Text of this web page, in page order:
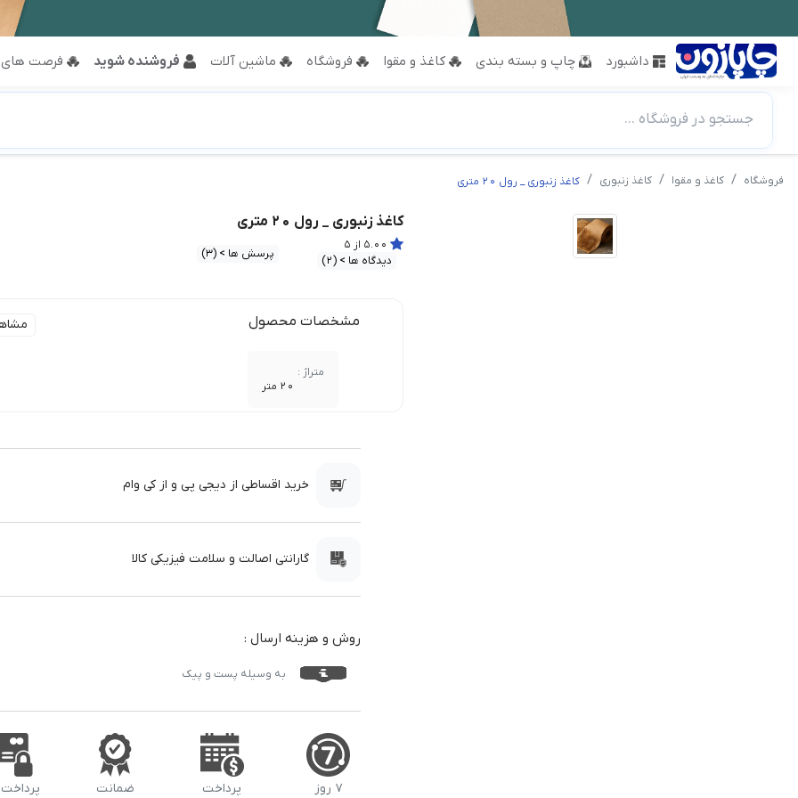
داشبورد چاپ و بسته بندی کاغذ و مقوا فروشگاه ماشین آلات فروشنده شوید فرصت
جستجو در فروشگاه ...
فروشگاه کاغذ و مقوا کاغذ زنبوری کاغذ زنبوری _ رول 20 متری
کاغذ زنبوری _ رول 20 متری
دیدگاه ها > (2)
پرسش ها > (3)
مشخصات محصول
متراژ :
20 متر
خرید اقساطی از دیجی پی و از کی وام
گارانتی اصالت و سلامت فیزیکی کالا
روش و هزینه ارسال :
به وسیله پست و پیک
۷ روز
پرداخت
ضمانت